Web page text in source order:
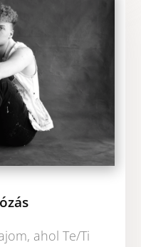
ahol Te/Ti